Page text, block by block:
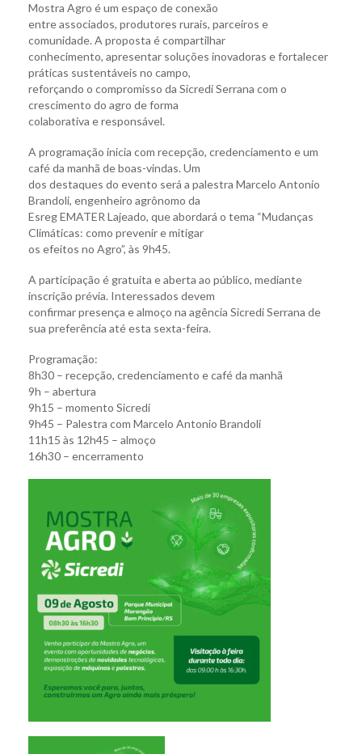
Mostra Agro é um espaço de conexão
entre associados, produtores rurais, parceiros e
comunidade. A proposta é compartilhar
conhecimento, apresentar soluções inovadoras e fortalecer
práticas sustentáveis no campo,
reforçando o compromisso da Sicredi Serrana com o
crescimento do agro de forma
colaborativa e responsável.
A programação inicia com recepção, credenciamento e um
café da manhã de boas-vindas. Um
dos destaques do evento será a palestra Marcelo Antonio
Brandoli, engenheiro agrônomo da
Esreg EMATER Lajeado, que abordará o tema “Mudanças
Climáticas: como prevenir e mitigar
os efeitos no Agro”, às 9h45.
A participação é gratuita e aberta ao público, mediante
inscrição prévia. Interessados devem
confirmar presença e almoço na agência Sicredi Serrana de
sua preferência até esta sexta-feira.
Programação:
8h30 – recepção, credenciamento e café da manhã
9h – abertura
9h15 – momento Sicredi
9h45 – Palestra com Marcelo Antonio Brandoli
11h15 às 12h45 – almoço
16h30 – encerramento